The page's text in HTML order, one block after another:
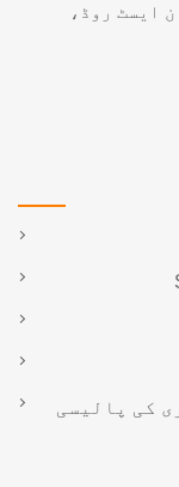
ژیانگ یوان ایسٹ روڈ،
کی پالیسی